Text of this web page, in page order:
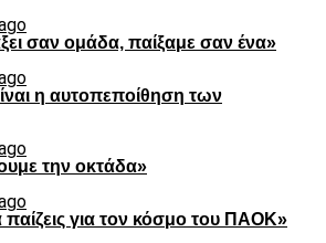
σαν ομάδα, παίξαμε σαν ένα»
η αυτοπεποίθηση των
την οκτάδα»
για τον κόσμο του ΠΑΟΚ»